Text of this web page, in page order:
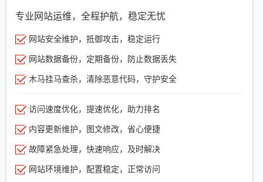
专业网站运维，全程护航，稳定无忧
网站安全维护，抵御攻击，稳定运行
网站数据备份，定期备份，防止数据丢失
木马挂马查杀，清除恶意代码，守护安全
访问速度优化，提速优化，助力排名
内容更新维护，图文修改，省心便捷
故障紧急处理，快速响应，及时解决
网站环境维护，配置稳定，正常访问